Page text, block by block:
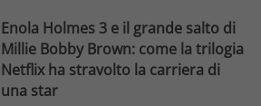
Enola Holmes 3 e il grande salto di
Millie Bobby Brown: come la trilogia
Netflix ha stravolto la carriera di
una star